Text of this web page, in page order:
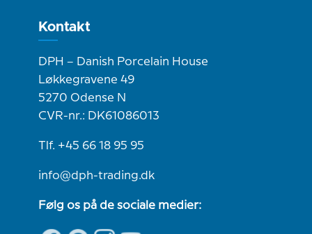
Kontakt
DPH – Danish Porcelain House
Løkkegravene 49
5270 Odense N
CVR-nr.: DK61086013
Tlf. +45 66 18 95 95
info@dph-trading.dk
Følg os på de sociale medier: